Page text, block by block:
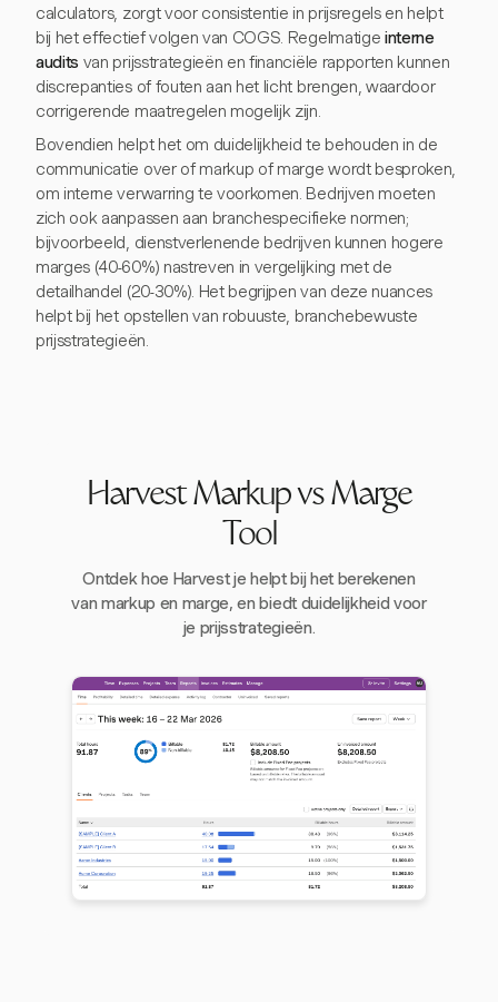
calculators, zorgt voor consistentie in prijsregels en helpt
bij het effectief volgen van COGS. Regelmatige interne
audits van prijsstrategieën en financiële rapporten kunnen
discrepanties of fouten aan het licht brengen, waardoor
corrigerende maatregelen mogelijk zijn.
Bovendien helpt het om duidelijkheid te behouden in de
communicatie over of markup of marge wordt besproken,
om interne verwarring te voorkomen. Bedrijven moeten
zich ook aanpassen aan branchespecifieke normen;
bijvoorbeeld, dienstverlenende bedrijven kunnen hogere
marges (40-60%) nastreven in vergelijking met de
detailhandel (20-30%). Het begrijpen van deze nuances
helpt bij het opstellen van robuuste, branchebewuste
prijsstrategieën.
Harvest Markup vs Marge
Tool
Ontdek hoe Harvest je helpt bij het berekenen
van markup en marge, en biedt duidelijkheid voor
je prijsstrategieën.